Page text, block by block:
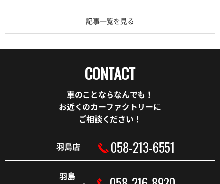
記事一覧を見る
CONTACT
車のことならなんでも！
お近くのカーファクトリーに
ご相談ください！
羽島店 058-213-6551
羽島